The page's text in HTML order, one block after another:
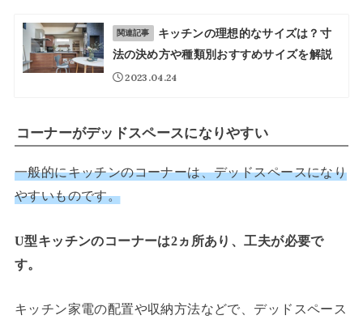
関連記事
キッチンの理想的なサイズは？寸
法の決め方や種類別おすすめサイズを解説
2023.04.24
コーナーがデッドスペースになりやすい
一般的にキッチンのコーナーは、デッドスペースになり
やすいものです。
U型キッチンのコーナーは2ヵ所あり、工夫が必要で
す。
キッチン家電の配置や収納方法などで、デッドスペース